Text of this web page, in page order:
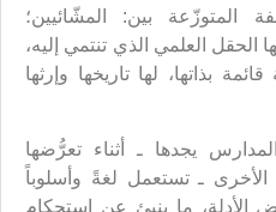
بين: المشّائيين؛
الحقل العلمي الذي تنتمي إليه،
بذاتها، لها تاريخها وإرثها
يجدها ـ أثناء تعرُّضها
ـ تستعمل لغةً وأسلوباً
الأدلة، ما ينبئ عن استحكام